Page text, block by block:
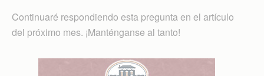
Continuaré respondiendo esta pregunta en el artículo
del próximo mes. ¡Manténganse al tanto!